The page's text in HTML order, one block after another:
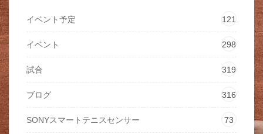
イベント予定 121
イベント 298
試合 319
ブログ 316
SONYスマートテニスセンサー 73